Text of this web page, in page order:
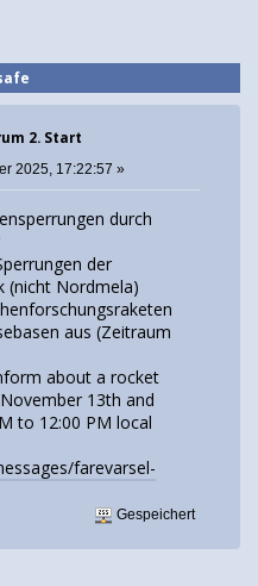
2. Start
2025, 17:22:57 »
durch
der
(nicht Nordmela)
aus (Zeitraum
about a rocket
13th and
to 12:00 PM local
farevarsel-
Gespeichert